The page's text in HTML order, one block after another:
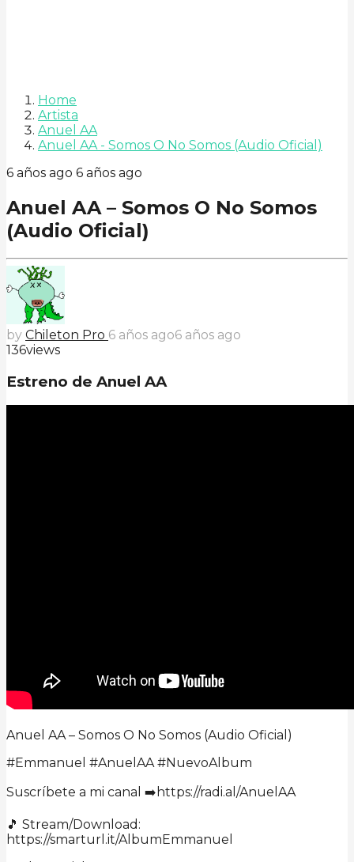
Home
Artista
Anuel AA
Anuel AA - Somos O No Somos (Audio Oficial)
6 años ago 6 años ago
Anuel AA – Somos O No Somos
(Audio Oficial)
by Chileton Pro 6 años ago6 años ago
136views
Estreno de Anuel AA
Anuel AA – Somos O No Somos (Audio Oficial)
#Emmanuel #AnuelAA #NuevoAlbum
Suscríbete a mi canal ➡️https://radi.al/AnuelAA
🎵 Stream/Download:
https://smarturl.it/AlbumEmmanuel